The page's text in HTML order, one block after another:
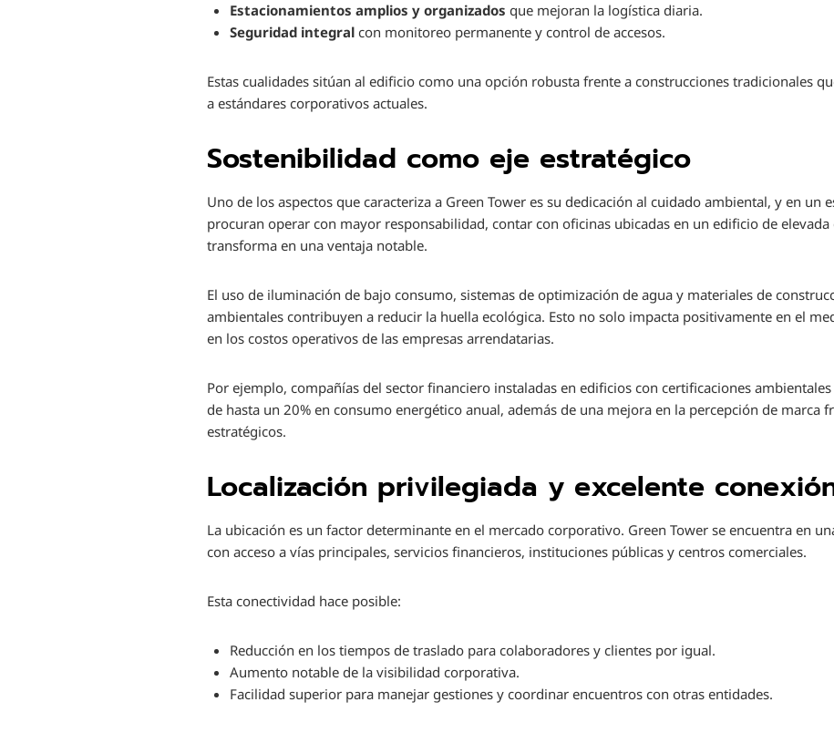
Estacionamientos amplios y organizados que mejoran la logística diaria.
Seguridad integral con monitoreo permanente y control de accesos.
Estas cualidades sitúan al edificio como una opción robusta frente a construcciones tradicionales
a estándares corporativos actuales.
Sostenibilidad como eje estratégico
Uno de los aspectos que caracteriza a Green Tower es su dedicación al cuidado ambiental, y en un
procuran operar con mayor responsabilidad, contar con oficinas ubicadas en un edificio de elevada
transforma en una ventaja notable.
El uso de iluminación de bajo consumo, sistemas de optimización de agua y materiales de
ambientales contribuyen a reducir la huella ecológica. Esto no solo impacta positivamente en el
en los costos operativos de las empresas arrendatarias.
Por ejemplo, compañías del sector financiero instaladas en edificios con certificaciones
de hasta un 20% en consumo energético anual, además de una mejora en la percepción de marca
estratégicos.
Localización privilegiada y excelente
La ubicación es un factor determinante en el mercado corporativo. Green Tower se encuentra en
con acceso a vías principales, servicios financieros, instituciones públicas y centros comerciales.
Esta conectividad hace posible:
Reducción en los tiempos de traslado para colaboradores y clientes por igual.
Aumento notable de la visibilidad corporativa.
Facilidad superior para manejar gestiones y coordinar encuentros con otras entidades.